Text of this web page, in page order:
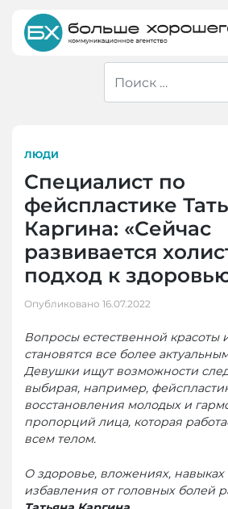
content
ЛЮДИ
Специалист по
фейспластике
Каргина: «Сейчас
развивается
подход к
Опубликовано 16.07.2022
Вопросы естественной красоты
становятся все более
Девушки ищут возможности
выбирая, например,
восстановления молодых и
пропорций лица, которая
всем телом.
О здоровье, вложениях, навыках
избавления от головных болей